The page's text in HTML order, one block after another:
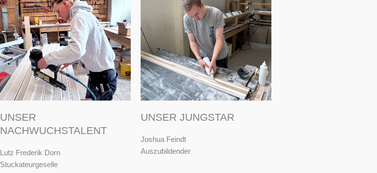
UNSER
NACHWUCHSTALENT
Lutz Frederik Dorn
Stuckateurgeselle
UNSER JUNGSTAR
Joshua Feindt
Auszubildender